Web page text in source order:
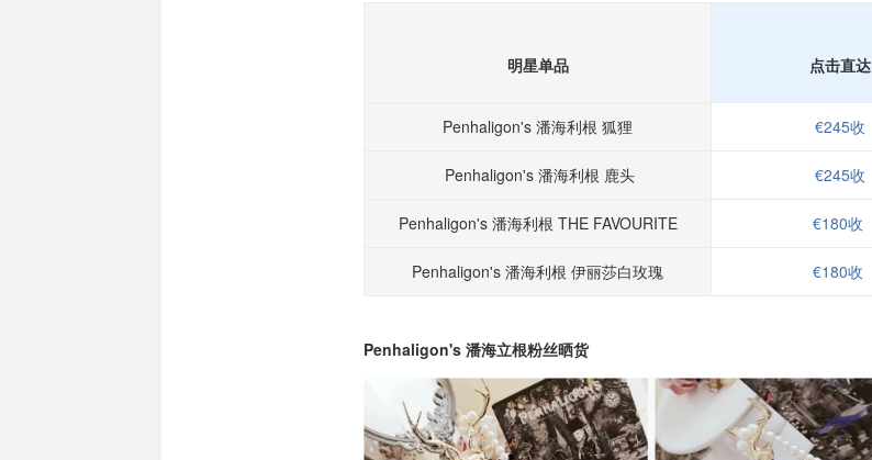
明星单品 点击直达
Penhaligon's 潘海利根 狐狸 €245收
Penhaligon's 潘海利根 鹿头 €245收
Penhaligon's 潘海利根 THE FAVOURITE €180收
Penhaligon's 潘海利根 伊丽莎白玫瑰 €180收
Penhaligon's 潘海立根粉丝晒货